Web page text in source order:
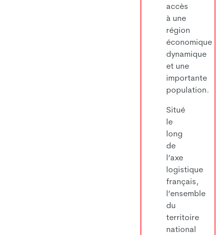
accès
à une
région
économique
dynamique
et une
importante
population.
Situé
le
long
de
l’axe
logistique
français,
l’ensemble
du
territoire
national